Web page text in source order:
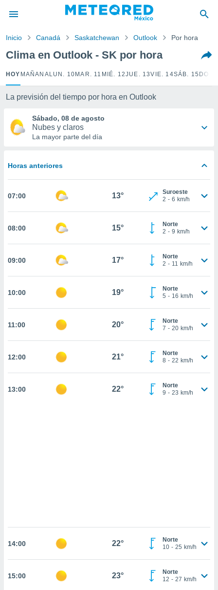
ha sido
la
que se
calidad.
la
ya sean
nuestros
como
CONFIGURACIÓN
Inicio Canadá Saskatchewan Outlook Por hora
Clima en Outlook - SK por hora
HOY MAÑANA LUN. 10 MAR. 11 MIÉ. 12JUE. 13VIE. 14SÁB. 15
La previsión del tiempo por hora en Outlook
Sábado, 08 de agosto
Nubes y claros
La mayor parte del día
Horas anteriores
07:00 13°
Suroeste
2 - 6 km/h
08:00 15°
Norte
2 - 9 km/h
09:00 17°
Norte
2 - 11 km/h
10:00 19°
Norte
5 - 16 km/h
11:00 20°
Norte
7 - 20 km/h
12:00 21°
Norte
8 - 22 km/h
13:00 22°
Norte
9 - 23 km/h
14:00 22°
Norte
10 - 25 km/h
15:00 23°
Norte
12 - 27 km/h